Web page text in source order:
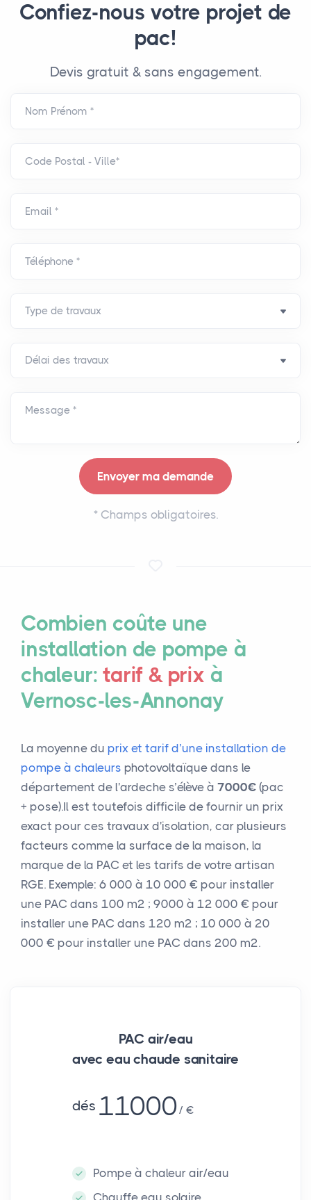
Confiez-nous votre projet de
pac!
Devis gratuit & sans engagement.
Nom Prénom *
Code Postal - Ville*
Email *
Téléphone *
Message *
*Champs obligatoires.
Combien coûte une
installation de pompe à
chaleur:tarif & prix à
Vernosc-les-Annonay
La moyenne du prix et tarif d’une installation de
pompe à chaleurs photovoltaïque dans le
département de l'ardeche s’élève à 7000€ (pac
+ pose).Il est toutefois difficile de fournir un prix
exact pour ces travaux d'isolation, car plusieurs
facteurs comme la surface de la maison, la
marque de la PAC et les tarifs de votre artisan
RGE. Exemple: 6 000 à 10 000 € pour installer
une PAC dans 100 m² ; 9000 à 12 000 € pour
installer une PAC dans 120 m² ; 10 000 à 20
000 € pour installer une PAC dans 200 m².
PAC air/eau
avec eau chaude sanitaire
dés 11000 €
Pompe à chaleur air/eau